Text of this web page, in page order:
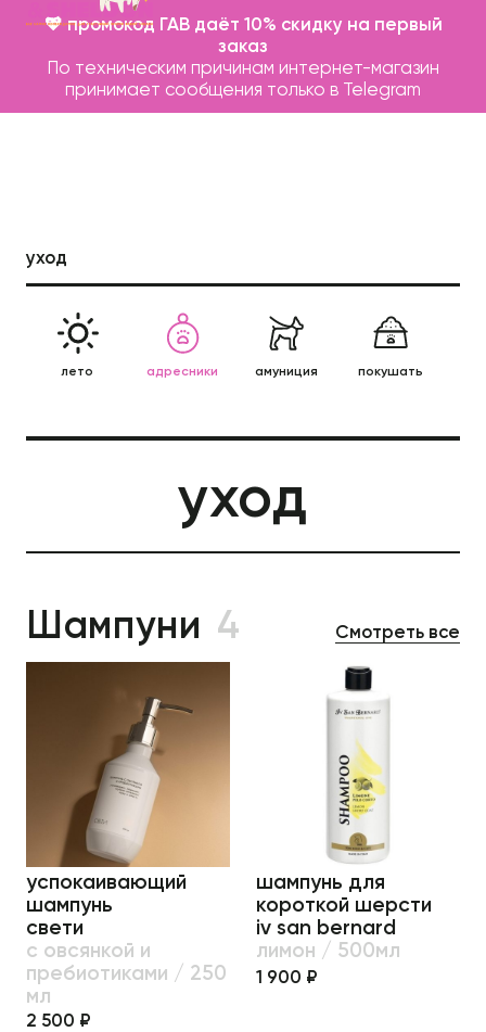
💖 промокод ГАВ даёт 10% скидку на первый
заказ
По техническим причинам интернет-магазин
принимает сообщения только в Telegram
уход
лето адресники амуниция покушать
уход
Шампуни 4 Смотреть все
успокаивающий
шампунь
свети
с овсянкой и
пребиотиками / 250
мл
2 500 ₽
шампунь для
короткой шерсти
iv san bernard
лимон / 500мл
1 900 ₽
Бренды
Записаться на груминг